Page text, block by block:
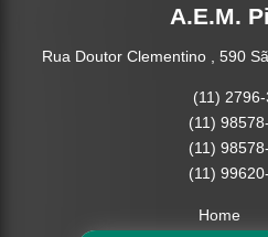
A.E.M.
Rua Doutor Clementino , 590
(11)
(11)
(11)
(11)
Home